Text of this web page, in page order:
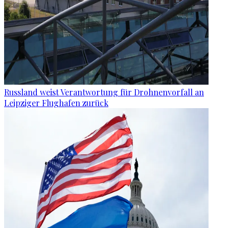
Russland weist Verantwortung für Drohnenvorfall an
Leipziger Flughafen zurück